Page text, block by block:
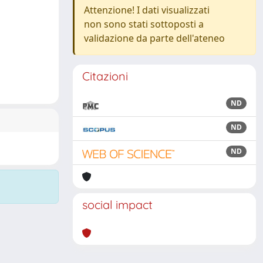
Attenzione! I dati visualizzati
non sono stati sottoposti a
validazione da parte dell'ateneo
Citazioni
ND
ND
ND
social impact